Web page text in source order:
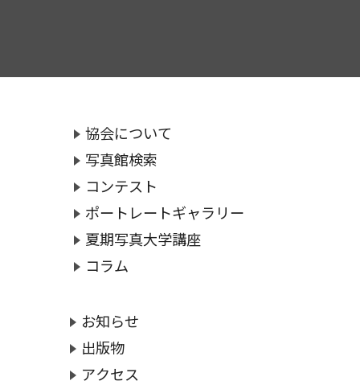
協会について
写真館検索
コンテスト
ポートレートギャラリー
夏期写真大学講座
コラム
お知らせ
出版物
アクセス